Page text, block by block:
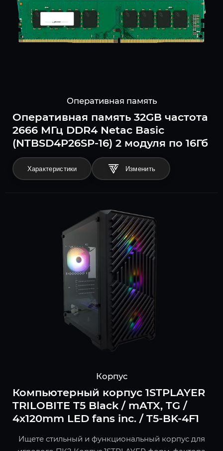
Оперативная память
Оперативная память 32GB частота
2666 МГц DDR4 Netac Basic
(NTBSD4P26SP-16) 2 модуля по 16Гб
Характеристики
Корпус
Компьютерный корпус 1STPLAYER
TRILOBITE T5 Black / mATX, TG /
4x120mm LED fans inc. / T5-BK-4F1
Ищете стильный и функциональный корпус для